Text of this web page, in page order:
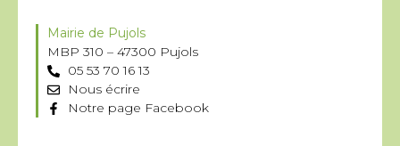
Mairie de Pujols
MBP 310 – 47300 Pujols
05 53 70 16 13
Nous écrire
Notre page Facebook